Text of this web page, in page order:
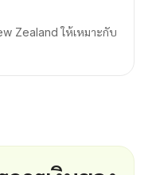
Zealand ให้เหมาะกับ